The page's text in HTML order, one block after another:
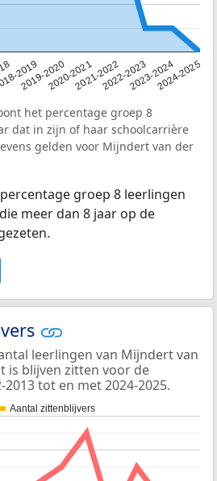
2019
2019-20202020-20212021-20222022-20232023-20242024-2025
het percentage groep 8
dat in zijn of haar schoolcarrière
gelden voor Mijndert van der
groep 8 leerlingen
meer dan 8 jaar op de
leerlingen van Mijndert van
is blijven zitten voor de
tot en met 2024-2025.
Aantal zittenblijvers